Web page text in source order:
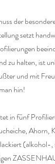
der
setzt
zu halten, ist
und mit
hin!
in fünf
Ahorn,